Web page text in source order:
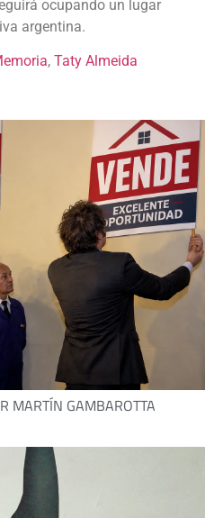
ocupando un lugar
argentina.
, Taty Almeida
MARTÍN GAMBAROTTA